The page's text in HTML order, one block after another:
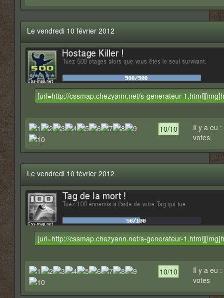
Le vendredi 10 février 2012
10/10
Il y a eu :
votes
Le vendredi 10 février 2012
10/10
Il y a eu :
votes